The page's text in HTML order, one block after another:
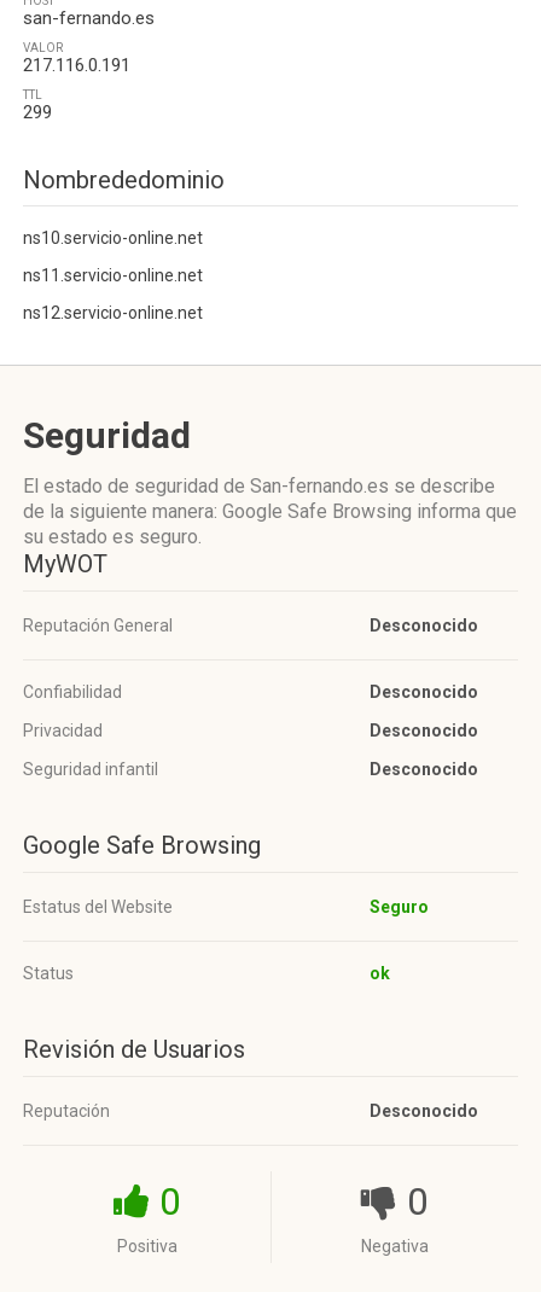
san-fernando.es
VALOR
217.116.0.191
TTL
299
Nombrededominio
ns10.servicio-online.net
ns11.servicio-online.net
ns12.servicio-online.net
Seguridad
El estado de seguridad de San-fernando.es se describe
de la siguiente manera: Google Safe Browsing informa que
su estado es seguro.
MyWOT
Reputación General Desconocido
Confiabilidad
Desconocido
Privacidad
Desconocido
Seguridad infantil
Desconocido
Google Safe Browsing
Estatus del Website Seguro
Status ok
Revisión de Usuarios
Reputación Desconocido
0
Positiva
0
Negativa